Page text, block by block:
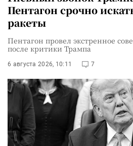
Пентагон срочно
ракеты
Пентагон провел экстренное
после критики Трампа
6 августа 2026, 10:11 7